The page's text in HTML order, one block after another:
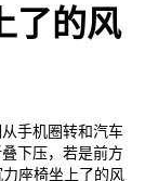
了的风
手机圈转和汽车
下压，若是前方
座椅坐上了的风